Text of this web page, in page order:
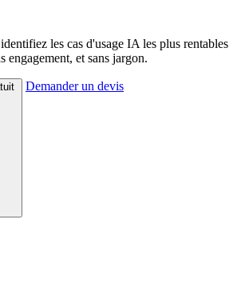
les cas d'usage IA les plus rentables
engagement, et sans jargon.
Demander un devis